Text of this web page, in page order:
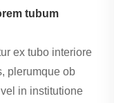
tubum
ex tubo interiore
plerumque ob
in institutione